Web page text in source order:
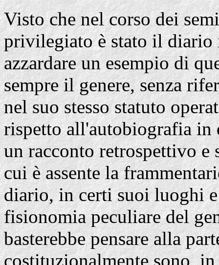
Visto che nel corso dei
privilegiato è stato il diario
azzardare un esempio di
sempre il genere, senza
nel suo stesso statuto
rispetto all'autobiografia in
un racconto retrospettivo e
cui è assente la
diario, in certi suoi luoghi
fisionomia peculiare del
basterebbe pensare alla
costituzionalmente sono,